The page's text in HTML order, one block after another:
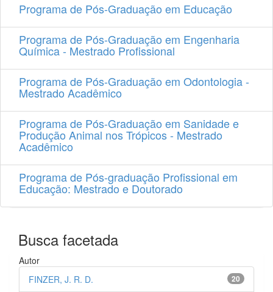
Programa de Pós-Graduação em Educação
Programa de Pós-Graduação em Engenharia
Química - Mestrado Profissional
Programa de Pós-Graduação em Odontologia -
Mestrado Acadêmico
Programa de Pós-Graduação em Sanidade e
Produção Animal nos Trópicos - Mestrado
Acadêmico
Programa de Pós-graduação Profissional em
Educação: Mestrado e Doutorado
Busca facetada
Autor
20
FINZER, J. R. D.